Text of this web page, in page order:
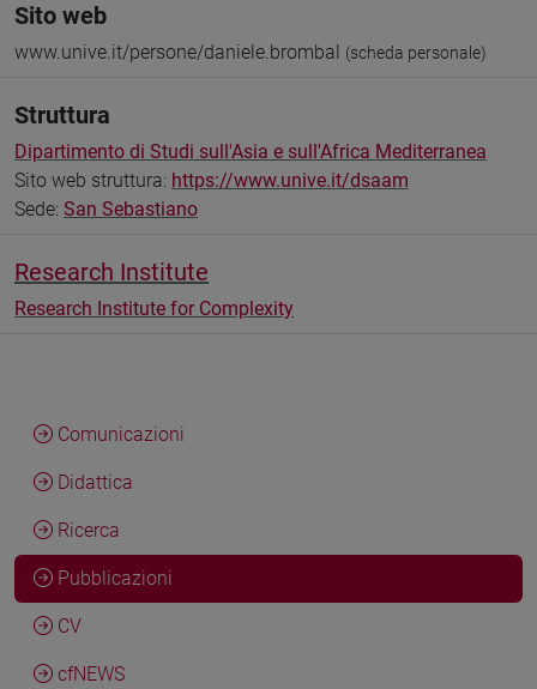
Sito web
www.unive.it/persone/daniele.brombal (scheda personale)
Struttura
Dipartimento di Studi sull'Asia e sull'Africa Mediterranea
Sito web struttura: https://www.unive.it/dsaam
Sede: San Sebastiano
Research Institute
Research Institute for Complexity
Comunicazioni
Didattica
Ricerca
Pubblicazioni
CV
cfNEWS